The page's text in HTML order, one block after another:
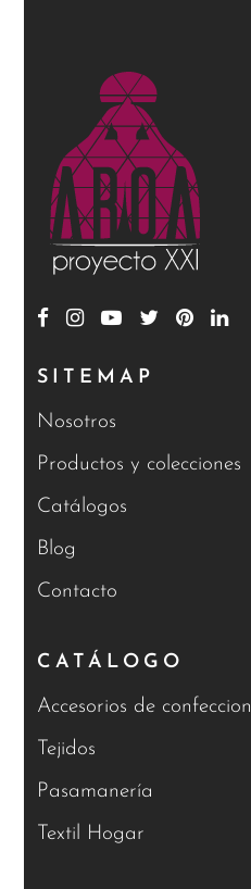
SITEMAP
Nosotros
Productos y colecciones
Catálogos
Blog
Contacto
CATÁLOGO
Accesorios de confeccion
Tejidos
Pasamanería
Textil Hogar